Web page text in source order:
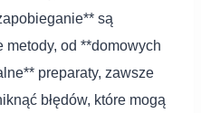
są
metody, od **domowych
preparaty, zawsze
błędów, które mogą